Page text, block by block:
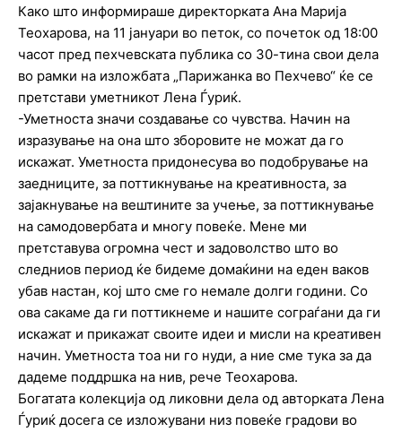
Како што информираше директорката Ана Марија
Теохарова, на 11 јануари во петок, со почеток од 18:00
часот пред пехчевската публика со 30-тина свои дела
во рамки на изложбата „Парижанка во Пехчево“ ќе се
претстави уметникот Лена Ѓуриќ.
-Уметноста значи создавање со чувства. Начин на
изразување на она што зборовите не можат да го
искажат. Уметноста придонесува во подобрување на
заедниците, за поттикнување на креативноста, за
зајакнување на вештините за учење, за поттикнување
на самодовербата и многу повеќе. Мене ми
претставува огромна чест и задоволство што во
следниов период ќе бидеме домаќини на еден ваков
убав настан, кој што сме го немале долги години. Со
ова сакаме да ги поттикнеме и нашите сограѓани да ги
искажат и прикажат своите идеи и мисли на креативен
начин. Уметноста тоа ни го нуди, а ние сме тука за да
дадеме поддршка на нив, рече Теохарова.
Богатата колекција од ликовни дела од авторката Лена
Ѓуриќ досега се изложувани низ повеќе градови во